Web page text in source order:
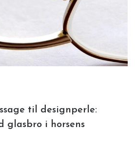
til designperle:
glasbro i horsens